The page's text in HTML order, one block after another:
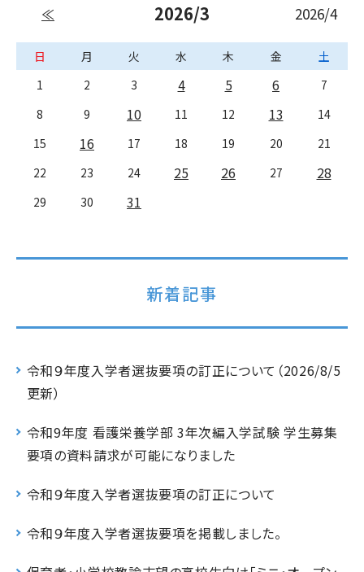
≪ 2026/3 2026/4
日 月 火 水 木 金
土
1
2 3 4 5 6
7
8
9 10 11 12 13
14
15
16 17 18 19 20
21
22
23 24 25 26 27 28
29 30 31
新着記事
令和９年度入学者選抜要項の訂正について（2026/8/5
更新）
令和9年度 看護栄養学部 3年次編入学試験 学生募集
要項の資料請求が可能になりました
令和９年度入学者選抜要項の訂正について
令和９年度入学者選抜要項を掲載しました。